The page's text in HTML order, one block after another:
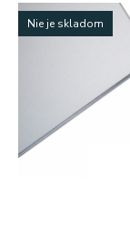
Nie je skladom